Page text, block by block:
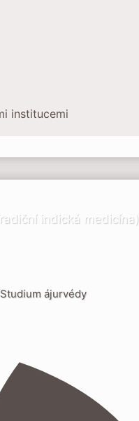
institucemi
indická medicína)
Studium ájurvédy